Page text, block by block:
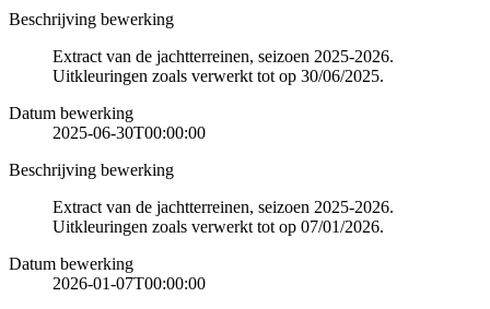
Beschrijving bewerking
Extract van de jachtterreinen, seizoen 2025-2026.
Uitkleuringen zoals verwerkt tot op 30/06/2025.
Datum bewerking
2025-06-30T00:00:00
Beschrijving bewerking
Extract van de jachtterreinen, seizoen 2025-2026.
Uitkleuringen zoals verwerkt tot op 07/01/2026.
Datum bewerking
2026-01-07T00:00:00